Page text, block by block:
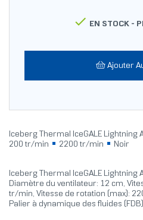
 EN STOCK -
Ajouter
Iceberg Thermal IceGALE Lightning
200 tr/min
2200 tr/min Noir
Iceberg Thermal IceGALE Lightning
Diamètre du ventilateur: 12 cm,
tr/min, Vitesse de rotation (max):
Palier à dynamique des fluides